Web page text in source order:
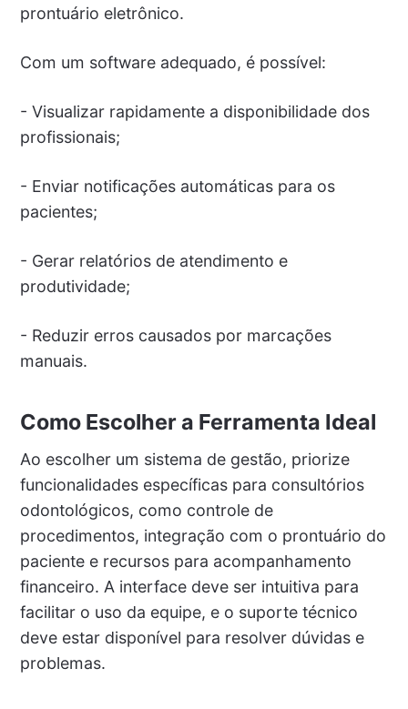
prontuário eletrônico.
Com um software adequado, é possível:
- Visualizar rapidamente a disponibilidade dos
profissionais;
- Enviar notificações automáticas para os
pacientes;
- Gerar relatórios de atendimento e
produtividade;
- Reduzir erros causados por marcações
manuais.
Como Escolher a Ferramenta Ideal
Ao escolher um sistema de gestão, priorize
funcionalidades específicas para consultórios
odontológicos, como controle de
procedimentos, integração com o prontuário do
paciente e recursos para acompanhamento
financeiro. A interface deve ser intuitiva para
facilitar o uso da equipe, e o suporte técnico
deve estar disponível para resolver dúvidas e
problemas.